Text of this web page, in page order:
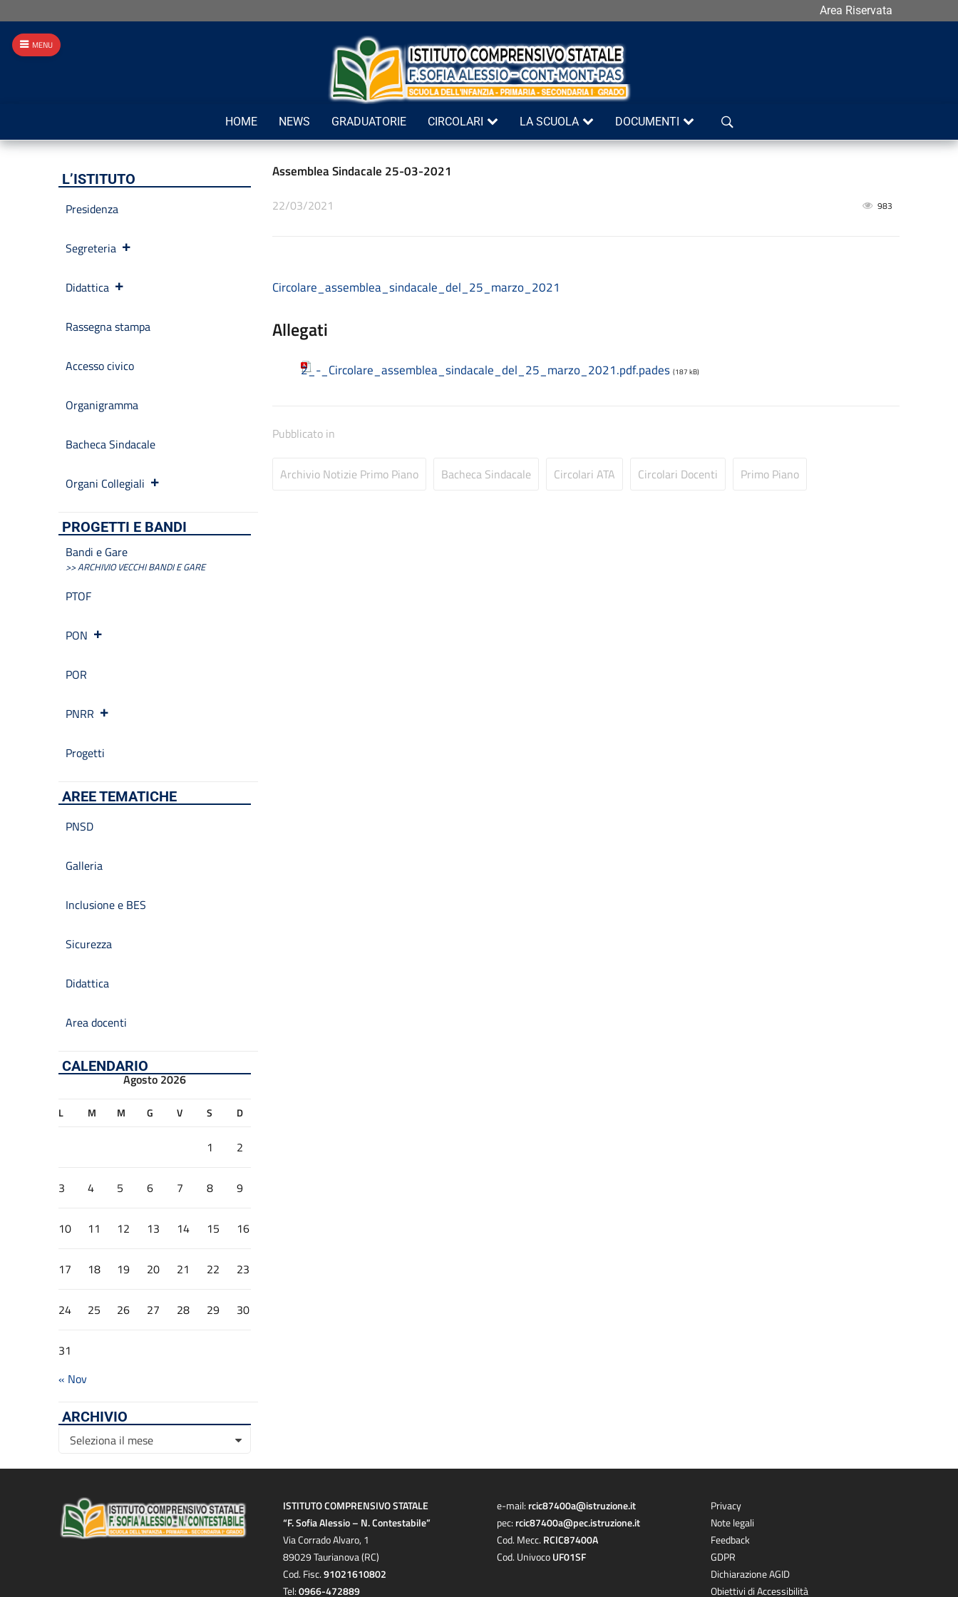
Area Riservata
Cerca
HOME NEWS GRADUATORIE CIRCOLARI LA SCUOLA DOCUMENTI
Assemblea Sindacale 25-03-2021
22/03/2021 983
Circolare_assemblea_sindacale_del_25_marzo_2021
Allegati
2_-_Circolare_assemblea_sindacale_del_25_marzo_2021.pdf.pades (187 kB)
Pubblicato in
Archivio Notizie Primo Piano Bacheca Sindacale Circolari ATA Circolari Docenti Primo Piano
L’ISTITUTO
Presidenza
Segreteria
Didattica
Rassegna stampa
Accesso civico
Organigramma
Bacheca Sindacale
Organi Collegiali
PROGETTI E BANDI
Bandi e Gare
>> ARCHIVIO VECCHI BANDI E GARE
PTOF
PON
POR
PNRR
Progetti
AREE TEMATICHE
PNSD
Galleria
Inclusione e BES
Sicurezza
Didattica
Area docenti
CALENDARIO
Agosto 2026
L M M G V S D
1 2
3 4 5 6 7 8 9
10 11 12 13 14 15 16
17 18 19 20 21 22 23
24 25 26 27 28 29 30
31
« Nov
ARCHIVIO
Archivio
Seleziona il mese
ISTITUTO COMPRENSIVO STATALE
“F. Sofia Alessio – N. Contestabile”
Via Corrado Alvaro, 1
89029 Taurianova (RC)
Cod. Fisc.91021610802
Tel:0966-472889
e-mail: rcic87400a@istruzione.it
pec: rcic87400a@pec.istruzione.it
Cod. Mecc. RCIC87400A
Cod. UnivocoUF01SF
Privacy
Note legali
Feedback
GDPR
Dichiarazione AGID
Obiettivi di Accessibilità
MENU